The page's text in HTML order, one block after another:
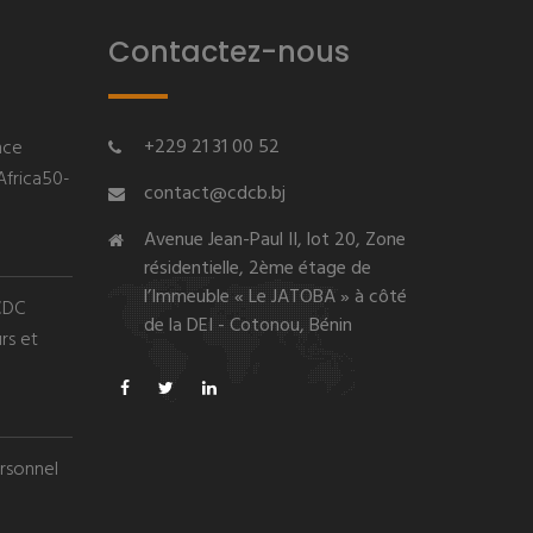
et
Contactez-nous
+229 21 31 00 52
contact@cdcb.bj
Avenue Jean-Paul II, lot 20, Zone
résidentielle, 2ème étage de
l’Immeuble « Le JATOBA » à côté
de la DEI - Cotonou, Bénin